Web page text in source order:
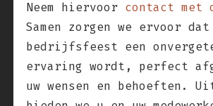
Neem hiervoor contact met
Samen zorgen we ervoor dat
bedrijfsfeest een
ervaring wordt, perfect
uw wensen en behoeften.